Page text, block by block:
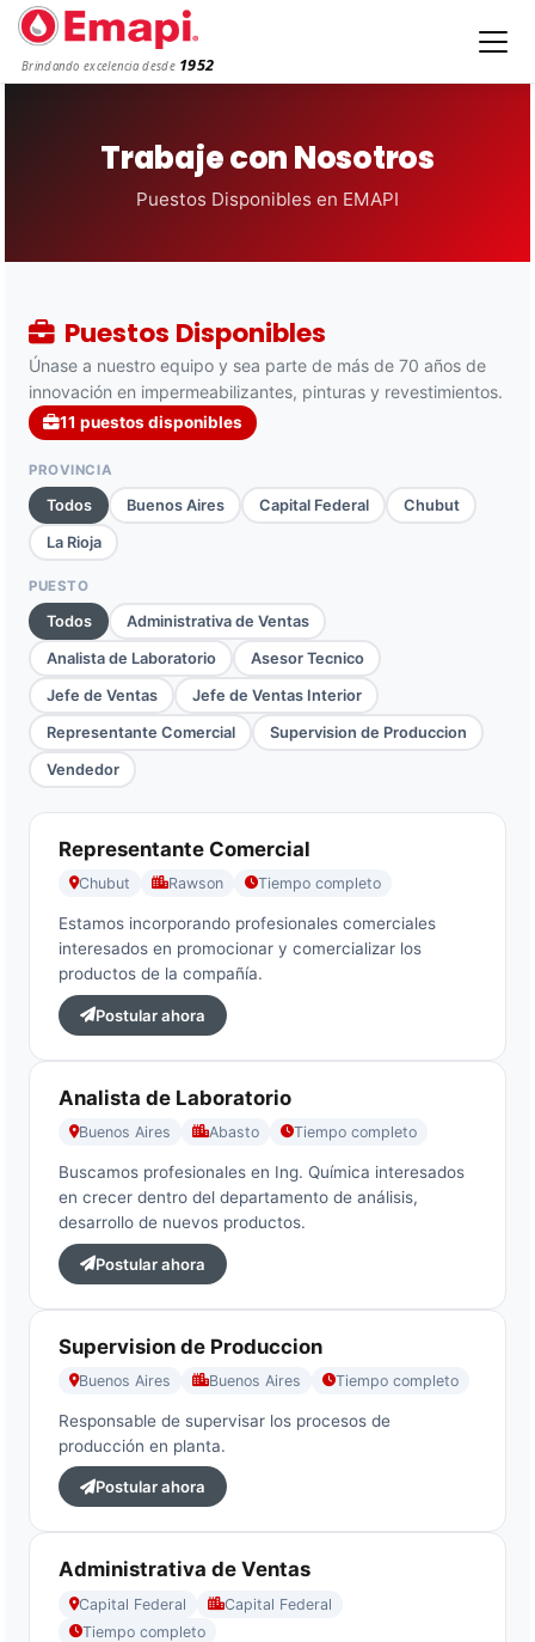
Brindando excelencia desde 1952
Trabaje con Nosotros
Puestos Disponibles en EMAPI
Puestos Disponibles
Únase a nuestro equipo y sea parte de más de 70 años de
innovación en impermeabilizantes, pinturas y revestimientos.
11 puestos disponibles
PROVINCIA
Todos Buenos Aires Capital Federal Chubut
La Rioja
PUESTO
Todos Administrativa de Ventas
Analista de Laboratorio Asesor Tecnico
Jefe de Ventas Jefe de Ventas Interior
Representante Comercial Supervision de Produccion
Vendedor
Representante Comercial
Chubut Rawson Tiempo completo
Estamos incorporando profesionales comerciales
interesados en promocionar y comercializar los
productos de la compañía.
Postular ahora
Analista de Laboratorio
Buenos Aires Abasto Tiempo completo
Buscamos profesionales en Ing. Química interesados
en crecer dentro del departamento de análisis,
desarrollo de nuevos productos.
Postular ahora
Supervision de Produccion
Buenos Aires Buenos Aires Tiempo completo
Responsable de supervisar los procesos de
producción en planta.
Postular ahora
Administrativa de Ventas
Capital Federal
Capital Federal
Tiempo completo